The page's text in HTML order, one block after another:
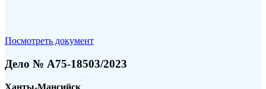
Посмотреть документ
Дело № А75-18503/2023
Ханты-Мансийск